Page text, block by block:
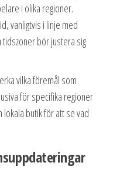
i olika regioner.
vanligtvis i linje med
tidszoner bör justera sig
vilka föremål som
för specifika regioner
butik för att se vad